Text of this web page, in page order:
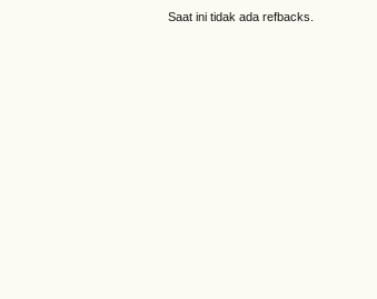
Saat ini tidak ada refbacks.